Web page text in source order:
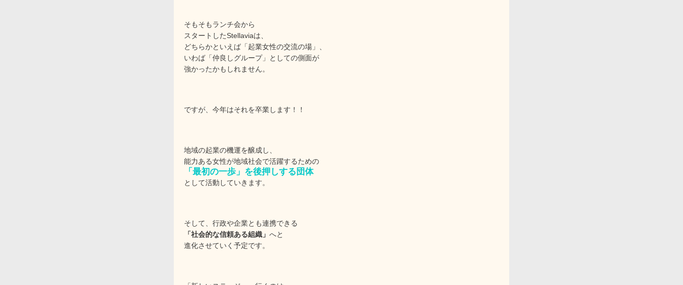
そもそもランチ会から
スタートしたStellaviaは、
どちらかといえば「起業女性の交流の場」、
いわば「仲良しグループ」としての側面が
強かったかもしれません。
ですが、今年はそれを卒業します！！
地域の起業の機運を醸成し、
能力ある女性が地域社会で活躍するための
「最初の一歩」を後押しする団体
として活動していきます。
そして、行政や企業とも連携できる
「社会的な信頼ある組織」 へと
進化させていく予定です。